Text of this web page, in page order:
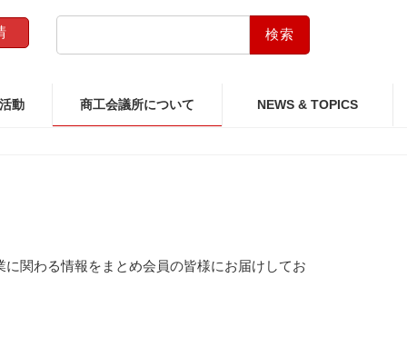
検
動 商工会議所について NEWS & TOPICS
関わる情報をまとめ会員の皆様にお届けしてお